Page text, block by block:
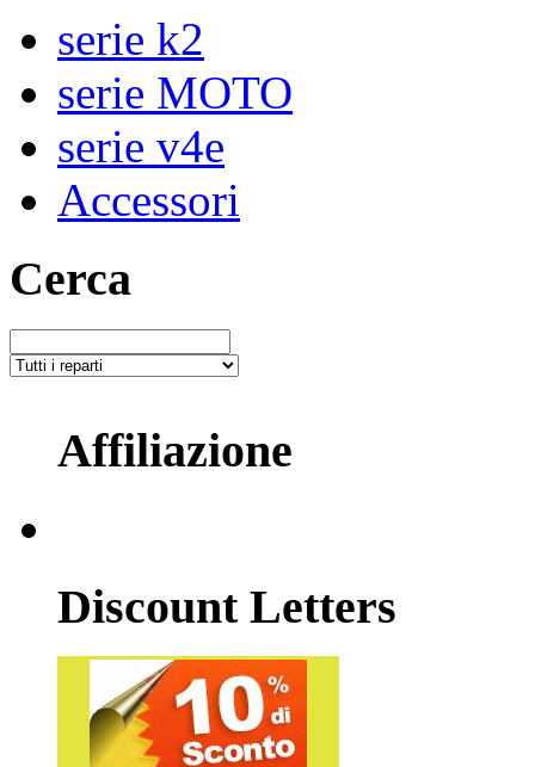
serie k2
serie MOTO
serie v4e
Accessori
Cerca
Affiliazione
Discount Letters